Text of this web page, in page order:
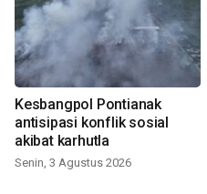
Kesbangpol Pontianak
antisipasi konflik sosial
akibat karhutla
Senin, 3 Agustus 2026